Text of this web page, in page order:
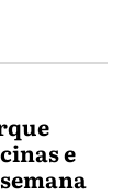
e